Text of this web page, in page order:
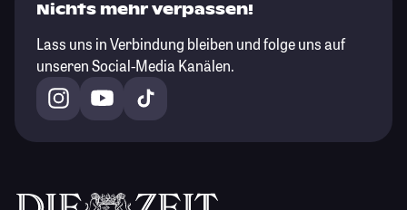
Nichts mehr verpassen!
Lass uns in Verbindung bleiben und folge uns auf
unseren Social-Media Kanälen.